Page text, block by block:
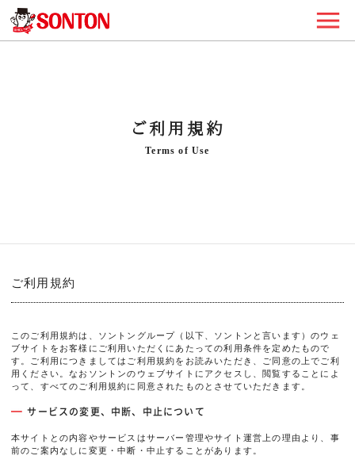
ご利用規約
Terms of Use
ご利用規約
このご利用規約は、ソントングループ（以下、ソントンと言います）のウェ
ブサイトをお客様にご利用いただくにあたっての利用条件を定めたもので
す。ご利用につきましてはご利用規約をお読みいただき、ご同意の上でご利
用ください。なおソントンのウェブサイトにアクセスし、閲覧することによ
って、すべてのご利用規約に同意されたものとさせていただきます。
サービスの変更、中断、中止について
本サイトとの内容やサービスはサーバー管理やサイト運営上の理由より、事
前のご案内なしに変更・中断・中止することがあります。